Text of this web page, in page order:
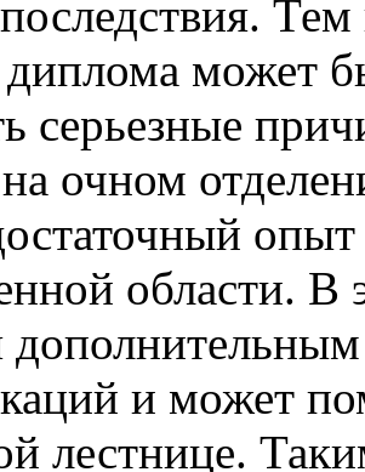
может
серьезные
очном
области. В
и может
лестнице.